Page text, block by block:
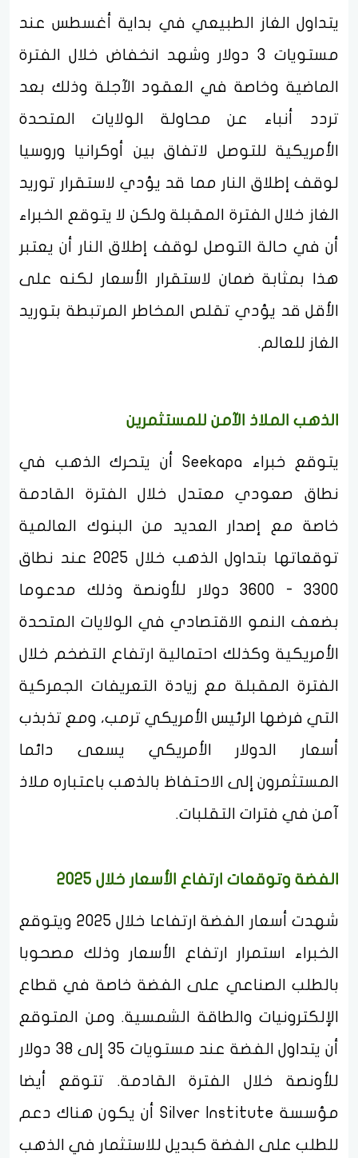
يتداول الغاز الطبيعي في بداية أغسطس عند
مستويات 3 دولار وشهد انخفاض خلال الفترة
الماضية وخاصة في العقود الآجلة وذلك بعد
تردد أنباء عن محاولة الولايات المتحدة
الأمريكية للتوصل لاتفاق بين أوكرانيا وروسيا
لوقف إطلاق النار مما قد يؤدي لاستقرار توريد
الغاز خلال الفترة المقبلة ولكن لا يتوقع الخبراء
أن في حالة التوصل لوقف إطلاق النار أن يعتبر
هذا بمثابة ضمان لاستقرار الأسعار لكنه على
الأقل قد يؤدي تقلص المخاطر المرتبطة بتوريد
الغاز للعالم.
الذهب الملاذ الآمن للمستثمرين
يتوقع خبراء Seekapa أن يتحرك الذهب في
نطاق صعودي معتدل خلال الفترة القادمة
خاصة مع إصدار العديد من البنوك العالمية
توقعاتها بتداول الذهب خلال 2025 عند نطاق
3300 - 3600 دولار للأونصة وذلك مدعوما
بضعف النمو الاقتصادي في الولايات المتحدة
الأمريكية وكذلك احتمالية ارتفاع التضخم خلال
الفترة المقبلة مع زيادة التعريفات الجمركية
التي فرضها الرئيس الأمريكي ترمب، ومع تذبذب
أسعار الدولار الأمريكي يسعى دائما
المستثمرون إلى الاحتفاظ بالذهب باعتباره ملاذ
آمن في فترات التقلبات.
الفضة وتوقعات ارتفاع الأسعار خلال 2025
شهدت أسعار الفضة ارتفاعا خلال 2025 ويتوقع
الخبراء استمرار ارتفاع الأسعار وذلك مصحوبا
بالطلب الصناعي على الفضة خاصة في قطاع
الإلكترونيات والطاقة الشمسية. ومن المتوقع
أن يتداول الفضة عند مستويات 35 إلى 38 دولار
للأونصة خلال الفترة القادمة. تتوقع أيضا
مؤسسة Silver Institute أن يكون هناك دعم
للطلب على الفضة كبديل للاستثمار في الذهب